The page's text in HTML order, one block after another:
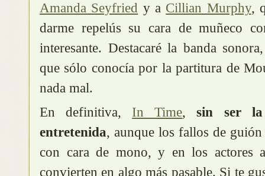
Amanda Seyfried y a Cillian Murphy,
darme repelús su cara de muñeco
interesante. Destacaré la banda
que sólo conocía por la partitura de
nada mal.
En definitiva, In Time, sin ser la
entretenida, aunque los fallos de
con cara de mono, y en los actores
convierten en algo más pasable. Si te